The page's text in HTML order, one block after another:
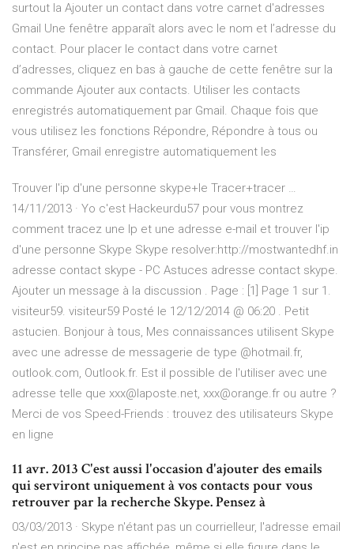
surtout la Ajouter un contact dans votre carnet d'adresses
Gmail Une fenêtre apparaît alors avec le nom et l’adresse du
contact. Pour placer le contact dans votre carnet
d’adresses, cliquez en bas à gauche de cette fenêtre sur la
commande Ajouter aux contacts. Utiliser les contacts
enregistrés automatiquement par Gmail. Chaque fois que
vous utilisez les fonctions Répondre, Répondre à tous ou
Transférer, Gmail enregistre automatiquement les
Trouver l'ip d'une personne skype+le Tracer+tracer …
14/11/2013 · Yo c'est Hackeurdu57 pour vous montrez
comment tracez une Ip et une adresse e-mail et trouver l'ip
d'une personne Skype Skype resolver:http://mostwantedhf.in
adresse contact skype - PC Astuces adresse contact skype.
Ajouter un message à la discussion . Page : [1] Page 1 sur 1.
visiteur59. visiteur59 Posté le 12/12/2014 @ 06:20 . Petit
astucien. Bonjour à tous, Mes connaissances utilisent Skype
avec une adresse de messagerie de type @hotmail.fr,
outlook.com, Outlook.fr. Est il possible de l'utiliser avec une
adresse telle que xxx@laposte.net, xxx@orange.fr ou autre ?
Merci de vos Speed-Friends : trouvez des utilisateurs Skype
en ligne
11 avr. 2013 C'est aussi l'occasion d'ajouter des emails
qui serviront uniquement à vos contacts pour vous
retrouver par la recherche Skype. Pensez à
03/03/2013 · Skype n'étant pas un courrielleur, l'adresse email